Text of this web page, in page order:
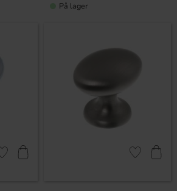
På lager
Lagre som favoritt Lagre som